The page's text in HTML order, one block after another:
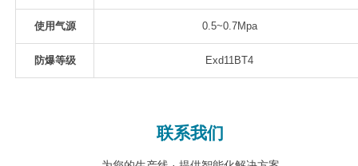
使用气源 0.5~0.7Mpa
防爆等级 Exd11BT4
联系我们